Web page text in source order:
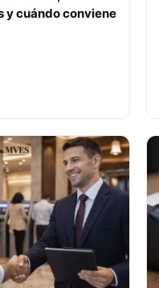
y cuándo conviene